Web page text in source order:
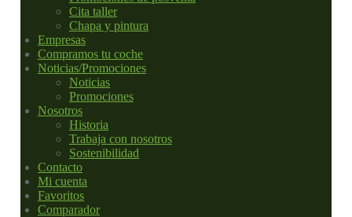
Cita taller
Chapa y pintura
Empresas
Compramos tu coche
Noticias/Promociones
Noticias
Promociones
Nosotros
Historia
Trabaja con nosotros
Sostenibilidad
Contacto
Mi cuenta
Favoritos
Comparador